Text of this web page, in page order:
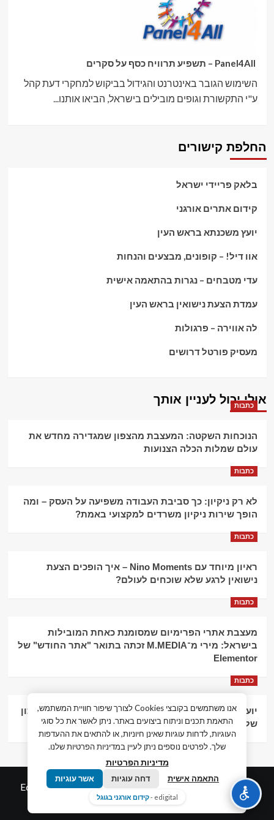
השימוש הגובר באינטרנט והגידול בביקוש למחקרי דעת קהל
ע"י התקשורת וגופים מובילים בישראל, הביאו אותנו...
החלפת קישורים
בלאק פריידי ישראל
קידום אתרים אורגני
יועץ משכנתא בראש העין
אוו דיל! – קופונים, מבצעים והנחות
עדי מטבחים – נגרות בהתאמה אישית
עמדת הצעת נישואין בראש העין
לה אווירה – פרגולות
מעסיק פורטל דרושים
אולי יכול לעניין אותך
כתבות
הנוכחות השקטה: המעצבת מהצפון שמגדירה מחדש את
עולם שמלות הכלה הצנועות
כתבות
לא רק ניקיון: כך סביבת העבודה משפיעה על העסק – ומה
הופך שירות ניקיון משרדים למקצועי באמת?
כתבות
ראיון מיוחד עם Nino Moments – איך הופכים הצעת
נישואין לרגע שלא שוכחים לעולם?
כתבות
מעצבת אתרי הפרימיום שמסומנת כאחת המובילות
בישראל: מירי מ־M.MEDIA זכתה בתואר "אתר החודש" של
Elementor
כתבות
יועץ עסקי וליווי פיננסי – הדרך לצמיחה כלכלית וניהול נכון
של העסק
© כל הזכויות שמורות חדשות המאה ה-21 |
Edigital.co.ilby
אלימלך דיגיטל.
אנו משתמשים בקובצי Cookies לצורך שיפור חוויית המשתמש,
התאמת תכנים וניתוח ביצועים באתר. ניתן לאשר את כל סוגי
העוגיות, לדחות עוגיות שאינן חיוניות, או להתאים את ההעדפות
שלך. לפרטים נוספים ניתן לעיין במדיניות הפרטיות שלנו.
מדיניות הפרטיות
התאמה אישית דחה עוגיות אשר עוגיות
edigital - קידום אורגני בגוגל